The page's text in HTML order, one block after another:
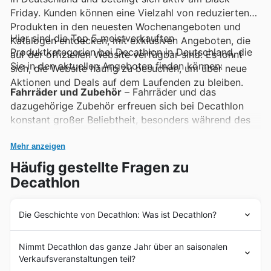
Friday. Kunden können eine Vielzahl von reduzierten
Produkten in den neuesten Wochenangeboten und
Katalogen entdecken, mit exklusiven Angeboten, die
auf der offiziellen Website verfügbar sind. Es lohnt
sich, die Website häufig zu besuchen, um über neue
Aktionen und Deals auf dem Laufenden zu bleiben.
Hier sind die Top 5 meistverkauften
Produktkategorien bei Decathlon in Deutschland, die
Sie in den aktuellen Angeboten finden können:
Fahrräder und Zubehör – Fahrräder und das
dazugehörige Zubehör erfreuen sich bei Decathlon
konstant großer Beliebtheit, besonders während des
Decathlon Black Friday Sales und werden in den
neuesten Decathlon Deals hervorgehoben, was sie zu
einer Top-Wahl für preisbewusste Radfahrer macht.
Schlafsäcke oder Wanderrucksäcke, die Outdoor- und
Campingausrüstung ist ein Dauerbrenner. Kunden
finden diese begehrten Artikel häufig in den
Decathlon weekly ads und profitieren von attraktiven
Mehr anzeigen
Häufig gestellte Fragen zu
Decathlon
Die Geschichte von Decathlon: Was ist Decathlon?
Geschichte eine beeindruckende Entwicklung
durchlaufen und sich zu einem globalen Vorreiter für
Nimmt Decathlon das ganze Jahr über an saisonalen
Verkaufsveranstaltungen teil?